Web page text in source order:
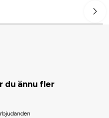
du ännu fler